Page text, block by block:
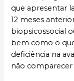
que apresentar
12 meses
biopsicossocial
bem como o
deficiência na
não comparecer